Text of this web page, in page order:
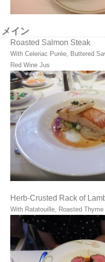
メイン
Roasted Salmon Steak
With Celeriac Purée, Buttered
Red Wine Jus
Herb-Crusted Rack of
With Ratatouille, Roasted